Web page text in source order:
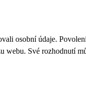
osobní údaje.
webu. Své rozhodnutí